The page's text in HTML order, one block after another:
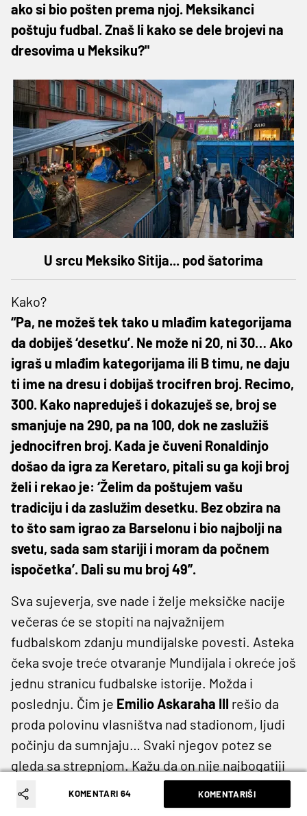
ako si bio pošten prema njoj. Meksikanci
poštuju fudbal. Znaš li kako se dele brojevi na
dresovima u Meksiku?"
U srcu Meksiko Sitija... pod šatorima
Kako?
“Pa, ne možeš tek tako u mlađim kategorijama
da dobiješ ‘desetku’. Ne može ni 20, ni 30… Ako
igraš u mlađim kategorijama ili B timu, ne daju
ti ime na dresu i dobijaš trocifren broj. Recimo,
300. Kako napreduješ i dokazuješ se, broj se
smanjuje na 290, pa na 100, dok ne zaslužiš
jednocifren broj. Kada je čuveni Ronaldinjo
došao da igra za Keretaro, pitali su ga koji broj
želi i rekao je: ‘Želim da poštujem vašu
tradiciju i da zaslužim desetku. Bez obzira na
to što sam igrao za Barselonu i bio najbolji na
svetu, sada sam stariji i moram da počnem
ispočetka’. Dali su mu broj 49”.
Sva sujeverja, sve nade i želje meksičke nacije
večeras će se stopiti na najvažnijem
fudbalskom zdanju mundijalske povesti. Asteka
čeka svoje treće otvaranje Mundijala i okreće još
jednu stranicu fudbalske istorije. Možda i
poslednju. Čim je Emilio Askaraha III rešio da
proda polovinu vlasništva nad stadionom, ljudi
počinju da sumnjaju… Svaki njegov potez se
gleda sa strepnjom. Kažu da on nije najbogatiji
Meksikanac, ali jeste najuticajniji i najmoćniji i
da uvek zna pre drugih kada treba da proda, a
KOMENTARI 64 KOMENTARIŠI